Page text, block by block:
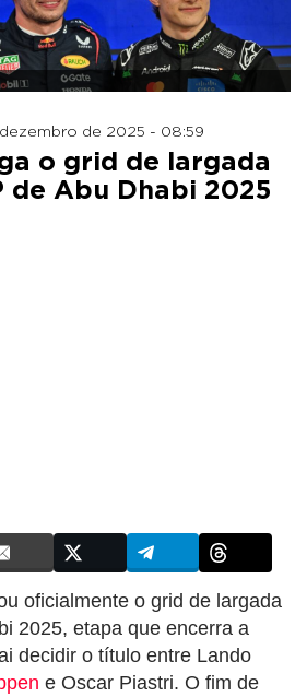
de 2025 - 08:59
o grid de largada
de Abu Dhabi 2025
oficialmente o grid de largada
2025, etapa que encerra a
decidir o título entre Lando
e Oscar Piastri. O fim de